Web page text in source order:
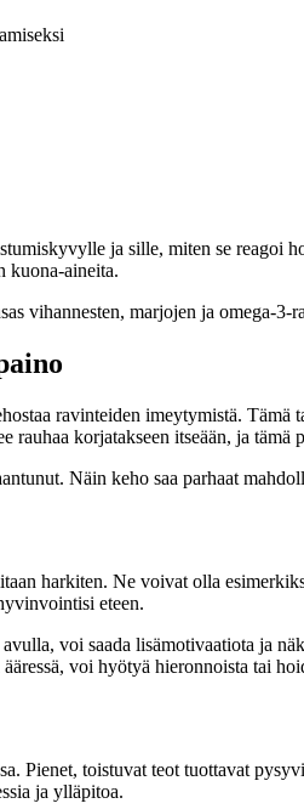
ja sille, miten se
kuona-aineita.
vihannesten, marjojen ja omega-
ravinteiden imeytymistä.
korjatakseen itseään, ja tämä
Näin keho saa parhaat
harkiten. Ne voivat olla
eteen.
voi saada lisämotivaatiota ja
voi hyötyä hieronnoista tai
Pienet, toistuvat teot tuottavat
ja ylläpitoa.